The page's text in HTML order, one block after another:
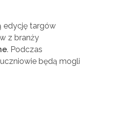
edycję targów
z branży
. Podczas
uczniowie będą mogli